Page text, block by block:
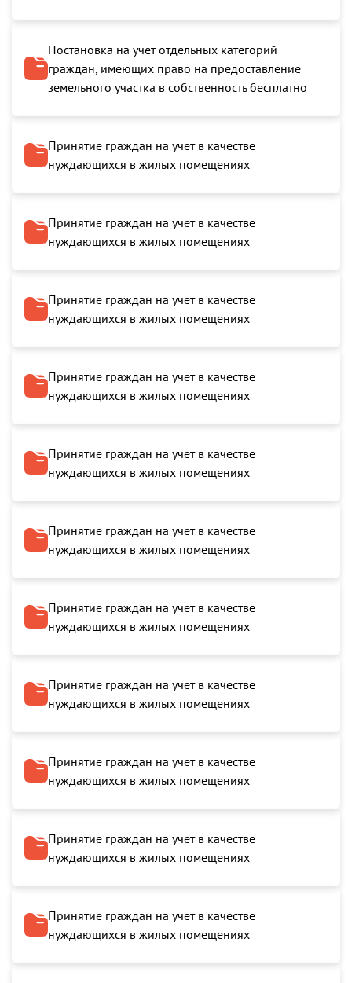
Постановка на учет отдельных категорий
граждан, имеющих право на предоставление
земельного участка в собственность бесплатно
Принятие граждан на учет в качестве
нуждающихся в жилых помещениях
Принятие граждан на учет в качестве
нуждающихся в жилых помещениях
Принятие граждан на учет в качестве
нуждающихся в жилых помещениях
Принятие граждан на учет в качестве
нуждающихся в жилых помещениях
Принятие граждан на учет в качестве
нуждающихся в жилых помещениях
Принятие граждан на учет в качестве
нуждающихся в жилых помещениях
Принятие граждан на учет в качестве
нуждающихся в жилых помещениях
Принятие граждан на учет в качестве
нуждающихся в жилых помещениях
Принятие граждан на учет в качестве
нуждающихся в жилых помещениях
Принятие граждан на учет в качестве
нуждающихся в жилых помещениях
Принятие граждан на учет в качестве
нуждающихся в жилых помещениях